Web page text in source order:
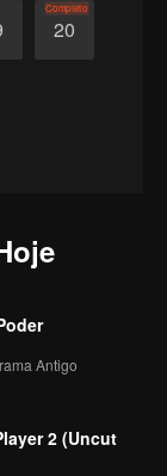
20
Completo
Antigo
2 (Uncut